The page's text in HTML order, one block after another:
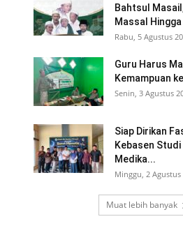
Bahtsul
Massal
Rabu, 5 Agustus
Guru Harus
Kemampuan
Senin, 3 Agustus
Siap Dirikan
Kebasen Studi
Medika...
Minggu, 2
Muat lebih banyak